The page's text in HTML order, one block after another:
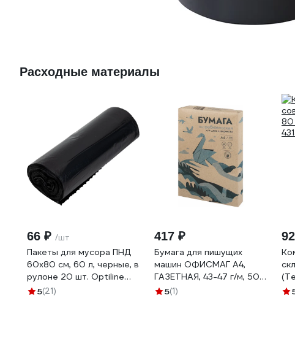
Расходные материалы
66 ₽ /шт
Пакеты для мусора ПНД
60x80 см, 60 л, черные, в
рулоне 20 шт. Optiline
23-1054
5(21)
417 ₽
Бумага для пишущих
машин ОФИСМАГ А4,
ГАЗЕТНАЯ, 43-47 г/м, 500
листов, КОНДОПОГА, ш/к
5(1)